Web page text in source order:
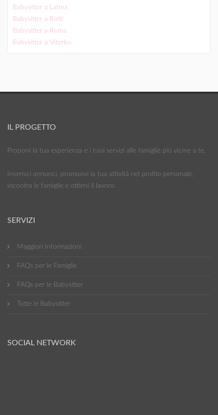
Babysitter a Latina
Babysitter a Rieti
Babysitter a Roma
Babysitter a Viterbo
IL PROGETTO
Proponi la tua esperienza e i tuoi servizi alle famiglie più vicine a te.
Inserisci annunci, promuovi la tua attività nel profilo personale,
incontra le famiglie e ottieni il lavoro.
SERVIZI
Maggiori Informazioni
FAQs per le Famiglie
FAQs per le Babysitter
Tutte le Babysitter
SOCIAL NETWORK